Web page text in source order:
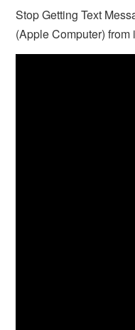
Stop Getting Text
(Apple Computer) from